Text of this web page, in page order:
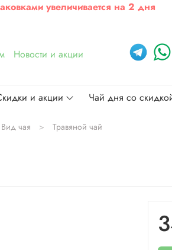
увеличивается на 2 дня
Новости и акции
и акции Чай дня со
Вид чая Травяной чай